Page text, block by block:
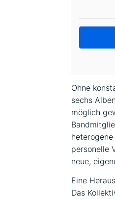
Ohne
sechs
möglich
personelle
neue,
Eine
Das